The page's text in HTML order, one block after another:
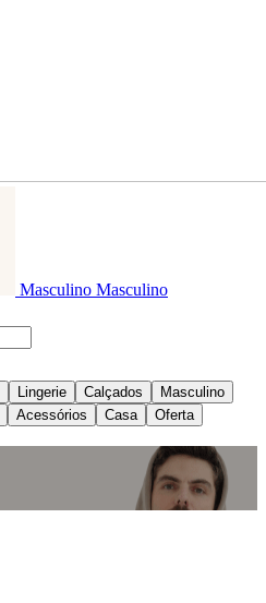
Masculino Masculino
Lingerie Calçados
Masculino
Acessórios Casa Oferta